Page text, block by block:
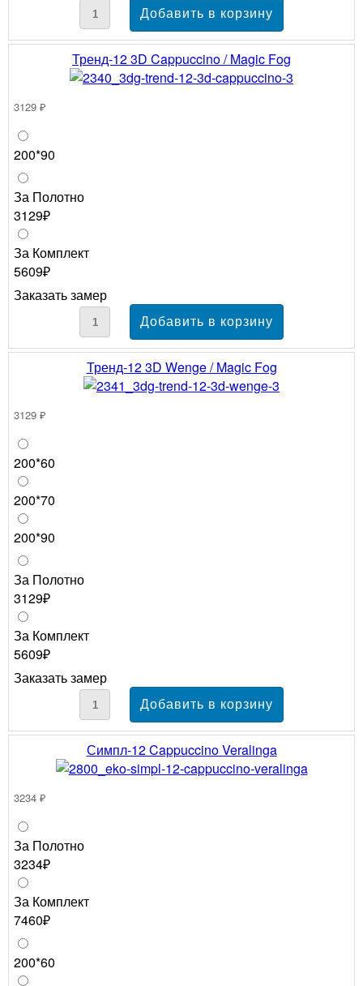
Тренд-12 3D Cappuccino / Magic Fog
3129 ₽
200*90
За Полотно
3129₽
За Комплект
5609₽
Заказать замер
Тренд-12 3D Wenge / Magic Fog
3129 ₽
200*60
200*70
200*90
За Полотно
3129₽
За Комплект
5609₽
Заказать замер
Симпл-12 Cappuccino Veralinga
3234 ₽
За Полотно
3234₽
За Комплект
7460₽
200*60